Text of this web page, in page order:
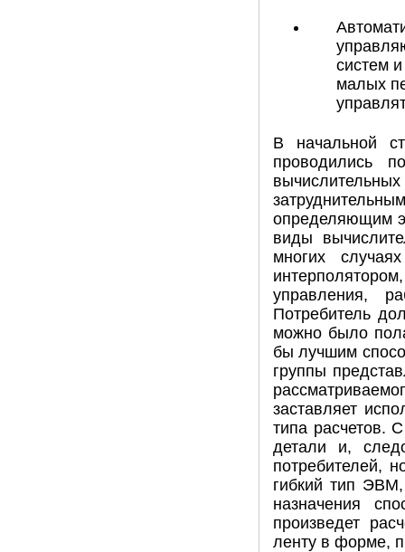
систем
малых
В начальной
проводились
определяющим
виды
многих
управления,
Потребитель
можно было
бы лучшим
группы
заставляет
типа расчетов.
детали и,
потребителей,
гибкий тип
назначения
произведет
ленту в форме,